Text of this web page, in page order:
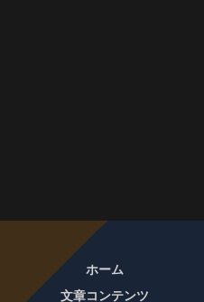
ホーム
文章コンテンツ